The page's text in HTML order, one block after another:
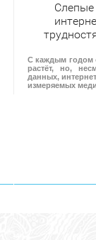
С каждым годом
растёт, но,
данных,
измеряемых